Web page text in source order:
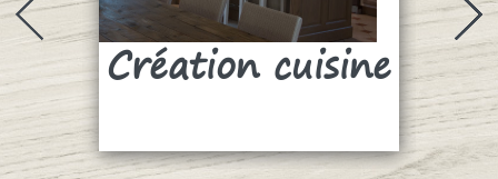
Création cuisine